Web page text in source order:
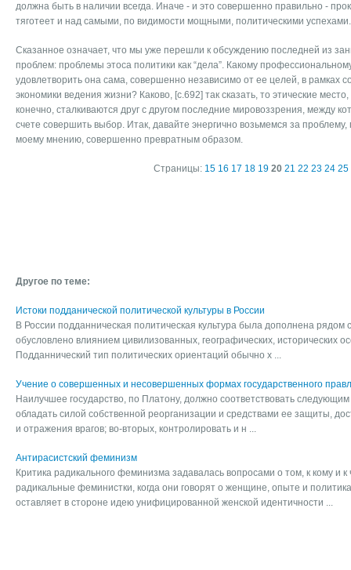
должна быть в наличии всегда. Иначе - и это совершенно правильно -
тяготеет и над самыми, по видимости мощными, политическими успехами.
Сказанное означает, что мы уже перешли к обсуждению последней из
проблем: проблемы этоса политики как “дела”. Какому
удовлетворить она сама, совершенно независимо от ее целей, в рамках
экономики ведения жизни? Каково, [c.692] так сказать, то этические
конечно, сталкиваются друг с другом последние мировоззрения, между
счете совершить выбор. Итак, давайте энергично возьмемся за
моему мнению, совершенно превратным образом.
Страницы: 15 16 17 18 19 20 21 22 23 24 25
Другое по теме:
Истоки подданической политической культуры в России
В России подданническая политическая культура была дополнена рядом
обусловлено влиянием цивилизованных, географических, исторических
Подданнический тип политических ориентаций обычно х ...
Учение о совершенных и несовершенных формах государственного
Наилучшее государство, по Платону, должно соответствовать
обладать силой собственной реорганизации и средствами ее защиты,
и отражения врагов; во-вторых, контролировать и н ...
Антирасистский феминизм
Критика радикального феминизма задавалась вопросами о том, к кому и
радикальные феминистки, когда они говорят о женщине, опыте и
оставляет в стороне идею унифицированной женской идентичности ...